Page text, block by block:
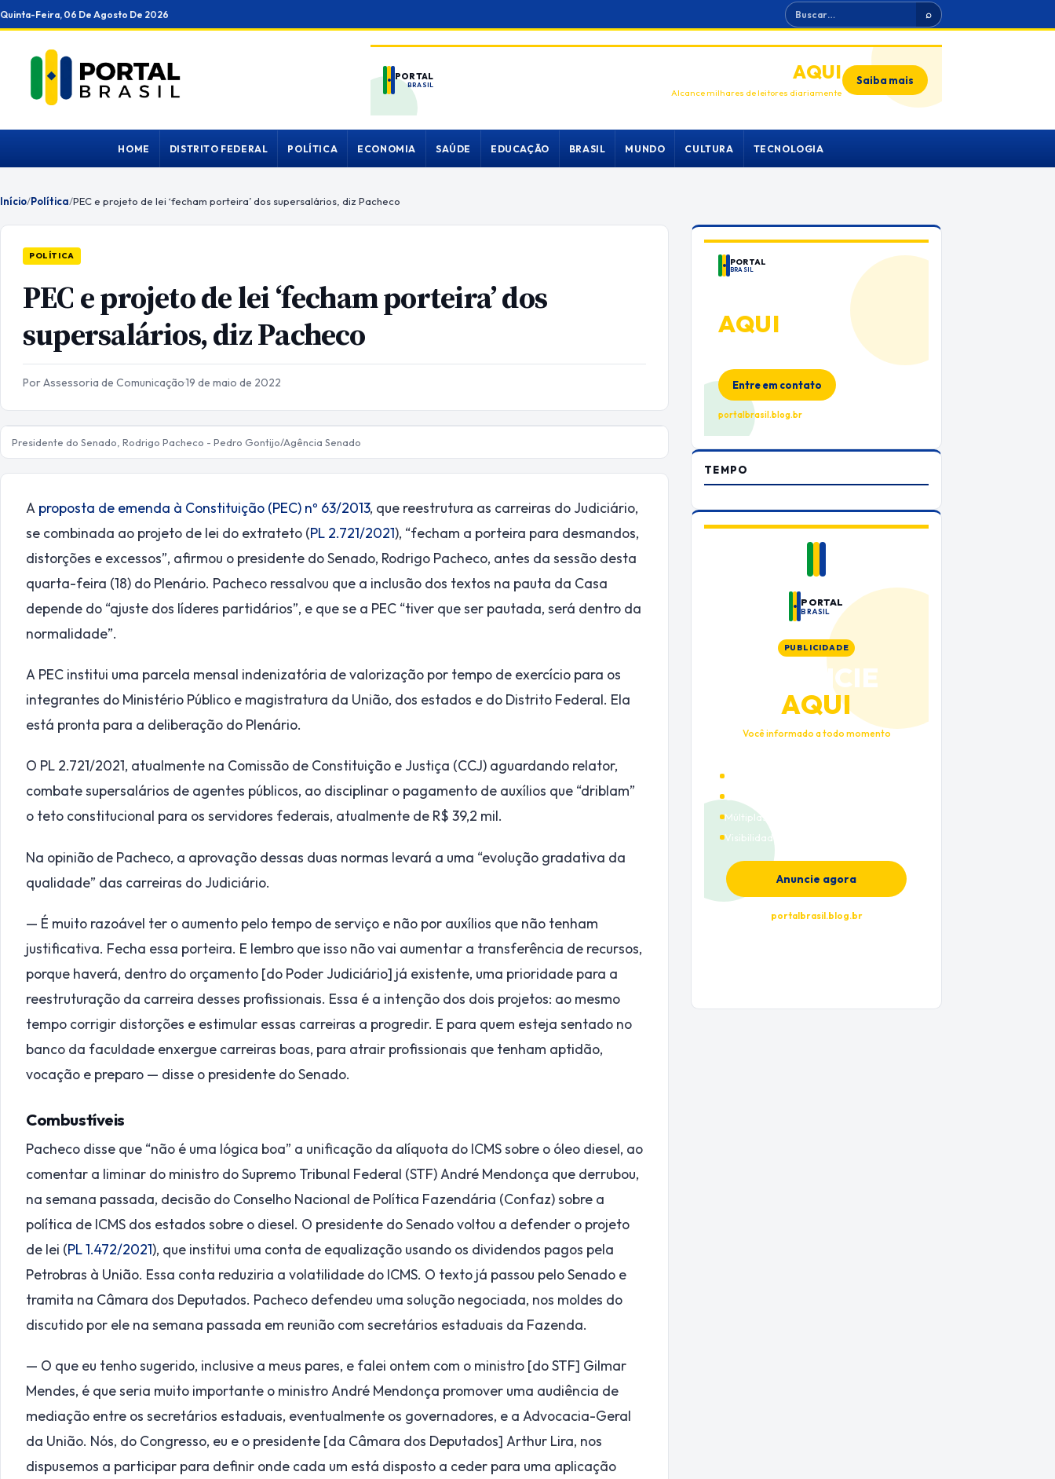
Ir
para
conteúdo
Quinta-Feira, 06 De Agosto De 2026 Buscar ⌕
PORTAL
BRASIL
ANUNCIEAQUI
Alcance milhares de leitores diariamente
Saiba mais
HOME DISTRITO FEDERAL POLÍTICA ECONOMIA SAÚDE EDUCAÇÃO BRASIL MUNDO CULTURA TECNOLOGIA
Início/Política/PEC e projeto de lei ‘fecham porteira’ dos supersalários, diz Pacheco
POLÍTICA
PEC e projeto de lei ‘fecham porteira’ dos
supersalários, diz Pacheco
Por Assessoria de Comunicação·19 de maio de 2022
Presidente do Senado, Rodrigo Pacheco - Pedro Gontijo/Agência Senado
A proposta de emenda à Constituição (PEC) nº 63/2013, que reestrutura as carreiras do Judiciário,
se combinada ao projeto de lei do extrateto (PL 2.721/2021), “fecham a porteira para desmandos,
distorções e excessos”, afirmou o presidente do Senado, Rodrigo Pacheco, antes da sessão desta
quarta-feira (18) do Plenário. Pacheco ressalvou que a inclusão dos textos na pauta da Casa
depende do “ajuste dos líderes partidários”, e que se a PEC “tiver que ser pautada, será dentro da
normalidade”.
A PEC institui uma parcela mensal indenizatória de valorização por tempo de exercício para os
integrantes do Ministério Público e magistratura da União, dos estados e do Distrito Federal. Ela
está pronta para a deliberação do Plenário.
O PL 2.721/2021, atualmente na Comissão de Constituição e Justiça (CCJ) aguardando relator,
combate supersalários de agentes públicos, ao disciplinar o pagamento de auxílios que “driblam”
o teto constitucional para os servidores federais, atualmente de R$ 39,2 mil.
Na opinião de Pacheco, a aprovação dessas duas normas levará a uma “evolução gradativa da
qualidade” das carreiras do Judiciário.
— É muito razoável ter o aumento pelo tempo de serviço e não por auxílios que não tenham
justificativa. Fecha essa porteira. E lembro que isso não vai aumentar a transferência de recursos,
porque haverá, dentro do orçamento [do Poder Judiciário] já existente, uma prioridade para a
reestruturação da carreira desses profissionais. Essa é a intenção dos dois projetos: ao mesmo
tempo corrigir distorções e estimular essas carreiras a progredir. E para quem esteja sentado no
banco da faculdade enxergue carreiras boas, para atrair profissionais que tenham aptidão,
vocação e preparo — disse o presidente do Senado.
Combustíveis
Pacheco disse que “não é uma lógica boa” a unificação da alíquota do ICMS sobre o óleo diesel, ao
comentar a liminar do ministro do Supremo Tribunal Federal (STF) André Mendonça que derrubou,
na semana passada, decisão do Conselho Nacional de Política Fazendária (Confaz) sobre a
política de ICMS dos estados sobre o diesel. O presidente do Senado voltou a defender o projeto
de lei (PL 1.472/2021), que institui uma conta de equalização usando os dividendos pagos pela
Petrobras à União. Essa conta reduziria a volatilidade do ICMS. O texto já passou pelo Senado e
tramita na Câmara dos Deputados. Pacheco defendeu uma solução negociada, nos moldes do
discutido por ele na semana passada em reunião com secretários estaduais da Fazenda.
— O que eu tenho sugerido, inclusive a meus pares, e falei ontem com o ministro [do STF] Gilmar
Mendes, é que seria muito importante o ministro André Mendonça promover uma audiência de
mediação entre os secretários estaduais, eventualmente os governadores, e a Advocacia-Geral
da União. Nós, do Congresso, eu e o presidente [da Câmara dos Deputados] Arthur Lira, nos
dispusemos a participar para definir onde cada um está disposto a ceder para uma aplicação
PORTAL
BRASIL
AQUI
Espaço premium para sua marca
Entre em contato
portalbrasil.blog.br
TEMPO
PORTAL
BRASIL
PUBLICIDADE
ANUNCIE
AQUI
Você informado a todo momento
Múltiplas categorias
Visibilidade premium
Anuncie agora
portalbrasil.blog.br